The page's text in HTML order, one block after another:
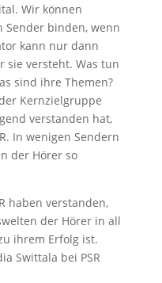
Wir können
Sender binden, wenn
kann nur dann
sie versteht. Was tun
sind ihre Themen?
Kernzielgruppe
verstanden hat,
In wenigen Sendern
der Hörer so
haben verstanden,
der Hörer in all
ihrem Erfolg ist.
Swittala bei PSR